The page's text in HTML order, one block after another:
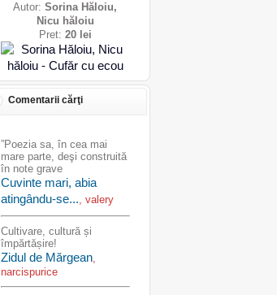
Autor: Sorina Hăloiu,
Nicu hăloiu
Pret: 20 lei
Comentarii cărţi
”Poezia sa, în cea mai
mare parte, deşi construită
în note grave
Cuvinte mari, abia
atingându-se..., valery
Cultivare, cultură și
împărtășire!
Zidul de Mărgean,
narcispurice